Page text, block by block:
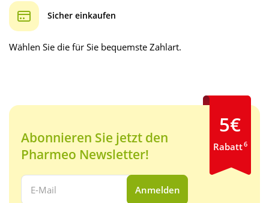
Sicher einkaufen
Wählen Sie die für Sie bequemste Zahlart.
Abonnieren Sie jetzt den
Pharmeo Newsletter!
Ihre E-Mail Adresse:
Anmelden
5€
Rabatt6